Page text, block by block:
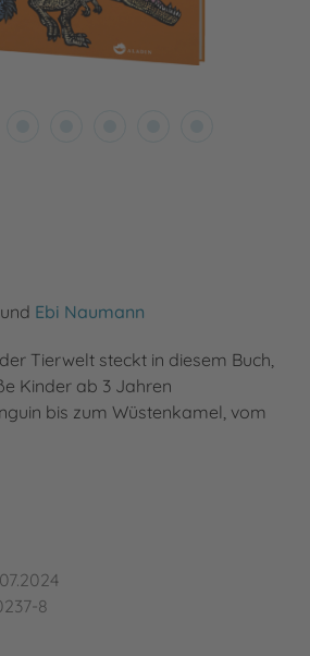
und Ebi Naumann
Tierwelt steckt in diesem Buch,
Kinder ab 3 Jahren
bis zum Wüstenkamel, vom
8